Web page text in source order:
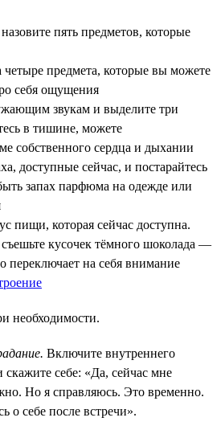
пять предметов, которые
предмета, которые вы можете
себя ощущения
звукам и выделите три
в тишине, можете
собственного сердца и дыхании
доступные сейчас, и постарайтесь
запах парфюма на одежде или
пищи, которая сейчас доступна.
кусочек тёмного шоколада —
переключает на себя внимание
необходимости.
Включите внутреннего
скажите себе: «Да, сейчас мне
Но я справляюсь. Это временно.
о себе после встречи».